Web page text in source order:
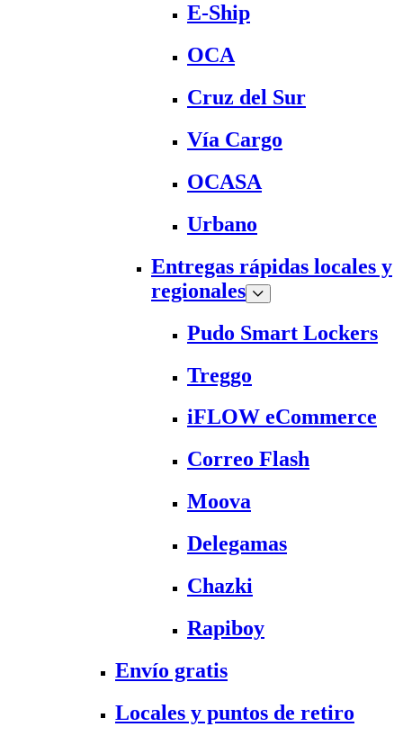
E-Ship
OCA
Cruz del Sur
Vía Cargo
OCASA
Urbano
Entregas rápidas locales y
regionales
Pudo Smart Lockers
Treggo
iFLOW eCommerce
Correo Flash
Moova
Delegamas
Chazki
Rapiboy
Envío gratis
Locales y puntos de retiro